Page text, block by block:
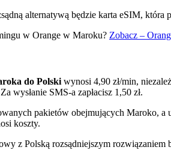
alternatywą będzie karta eSIM,
w Orange w Maroku? Zobacz –
do Polski wynosi 4,90 zł/min,
wysłanie SMS-a zapłacisz 1,50 zł.
pakietów obejmujących Maroko,
koszty.
z Polską rozsądniejszym